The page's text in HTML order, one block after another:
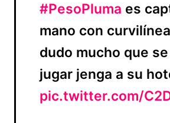
#PesoPluma es
mano con
dudo mucho que
jugar jenga a su
pic.twitter.com/